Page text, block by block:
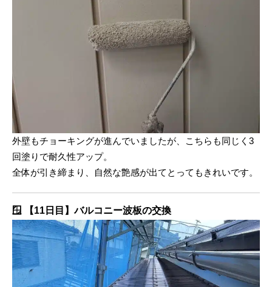
外壁もチョーキングが進んでいましたが、こちらも同じく3
回塗りで耐久性アップ。
全体が引き締まり、自然な艶感が出てとってもきれいです。
🪟 【11日目】バルコニー波板の交換